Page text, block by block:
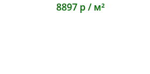
8897 р / м²